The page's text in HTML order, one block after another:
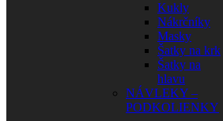
Kukly
Nákrčníky
Masky
Šatky na krk
Šatky na
hlavu
NÁVLEKY –
PODKOLIENKY